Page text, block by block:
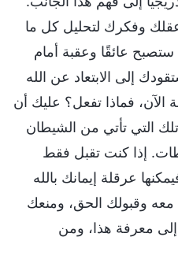
وفكرك لتحليل كل ما
ستصبح عائقًا وعقبة أمام
إلى الابتعاد عن الله
الآن، فماذا تفعل؟ عليك أن
التي تأتي من الشيطان
إذا كنت تقبل فقط
عرقلة إيمانك بالله
معه وقبولك الحق، ومنعك
معرفة هذا، ومن